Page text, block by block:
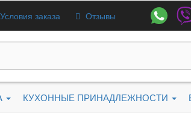
Условия заказа Отзывы
КУХОННЫЕ ПРИНАДЛЕЖНОСТИ